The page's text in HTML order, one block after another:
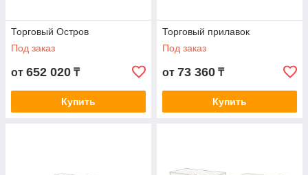
Торговый Остров
Под заказ
от 652 020 ₸
Купить
Торговый прилавок
Под заказ
от 73 360 ₸
Купить